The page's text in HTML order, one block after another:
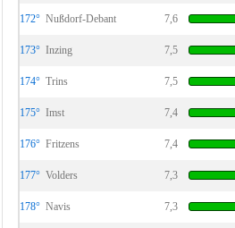
172° Nußdorf-Debant 7,6
173° Inzing 7,5
174° Trins 7,5
175° Imst 7,4
176° Fritzens 7,4
177° Volders 7,3
178° Navis 7,3